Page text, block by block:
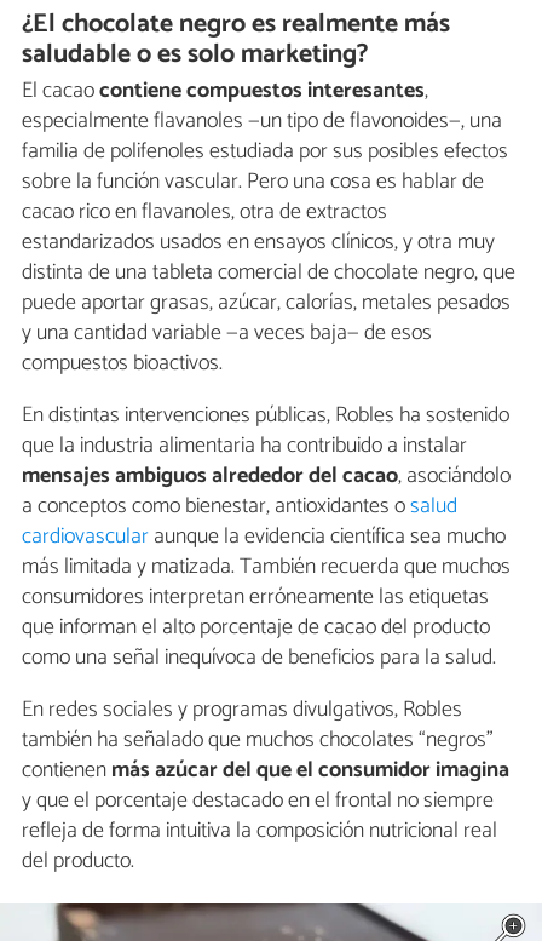
¿El chocolate negro es realmente más
saludable o es solo marketing?
El cacaocontiene compuestos interesantes,
especialmente flavanoles —un tipo de flavonoides—, una
familia de polifenoles estudiada por sus posibles efectos
sobre la función vascular. Pero una cosa es hablar de
cacao rico en flavanoles, otra de extractos
estandarizados usados en ensayos clínicos, y otra muy
distinta de una tableta comercial de chocolate negro, que
puede aportar grasas, azúcar, calorías, metales pesados
y una cantidad variable —a veces baja— de esos
compuestos bioactivos.
En distintas intervenciones públicas, Robles ha sostenido
que la industria alimentaria ha contribuido a instalar
mensajes ambiguos alrededor del cacao, asociándolo
a conceptos como bienestar, antioxidantes osalud
cardiovascularaunque la evidencia científica sea mucho
más limitada y matizada. También recuerda que muchos
consumidores interpretan erróneamente las etiquetas
que informan el alto porcentaje de cacao del producto
como una señal inequívoca de beneficios para la salud.
En redes sociales y programas divulgativos, Robles
también ha señalado que muchos chocolates “negros”
contienenmás azúcar del que el consumidor imagina
y que el porcentaje destacado en el frontal no siempre
refleja de forma intuitiva la composición nutricional real
del producto.